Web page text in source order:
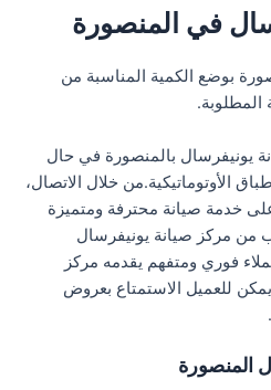
في المنصورة
بوضع الكمية المناسبة من
يونيفرسال بالمنصورة في حال
الأوتوماتيكية.من خلال الاتصال،
خدمة صيانة محترفة ومتميزة
مركز صيانة يونيفرسال
فوري ومتفهم يقدمه مركز
للعميل الاستمتاع بعروض
المنصورة